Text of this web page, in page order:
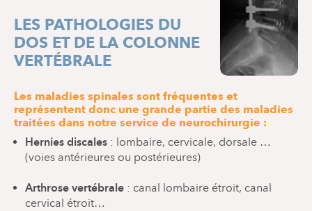
LES PATHOLOGIES DU
DOS ET DE LA COLONNE
VERTÉBRALE
Les maladies spinales sont fréquentes et
représentent donc une grande partie des maladies
traitées dans notre service de neurochirurgie :
Hernies discales : lombaire, cervicale, dorsale …
(voies antérieures ou postérieures)
Arthrose vertébrale : canal lombaire étroit, canal
cervical étroit…